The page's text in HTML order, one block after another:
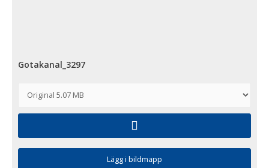
Gotakanal_3297
Lägg i bildmapp